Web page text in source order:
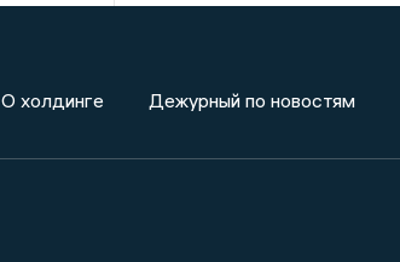
О холдинге Дежурный по новостям